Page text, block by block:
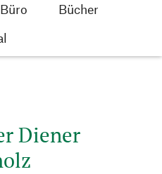
Büro
Bücher
Diener